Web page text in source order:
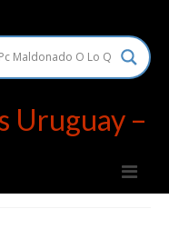
Uruguay –